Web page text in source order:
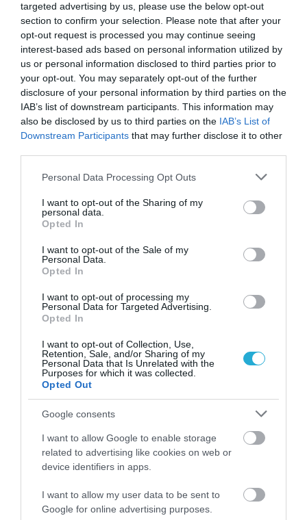
targeted advertising by us, please use the below opt-out
section to confirm your selection. Please note that after your
opt-out request is processed you may continue seeing
interest-based ads based on personal information utilized by
us or personal information disclosed to third parties prior to
your opt-out. You may separately opt-out of the further
disclosure of your personal information by third parties on the
IAB’s list of downstream participants. This information may
also be disclosed by us to third parties on the IAB’s List of
Downstream Participants that may further disclose it to other
Please note that this website/app uses one or more Google
not limited to your visit or usage behaviour. You may click to
grant or deny consent to Google and its third-party tags to
use your data for below specified purposes in below Google
consent section.
Personal Data Processing Opt Outs
I want to opt-out of the Sharing of my
personal data.
Opted In
I want to opt-out of the Sale of my
Personal Data.
Opted In
I want to opt-out of processing my
Personal Data for Targeted Advertising.
Opted In
I want to opt-out of Collection, Use,
Retention, Sale, and/or Sharing of my
Personal Data that Is Unrelated with the
Purposes for which it was collected.
Opted Out
Google consents
I want to allow Google to enable storage
related to advertising like cookies on web or
device identifiers in apps.
I want to allow my user data to be sent to
Google for online advertising purposes.